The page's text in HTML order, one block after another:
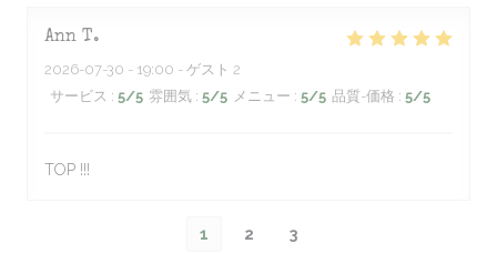
Ann T
2026-07-30 - 19:00 - ゲスト 2
サービス : 5/5 雰囲気 : 5/5 メニュー : 5/5 品質-価格 : 5/5
TOP !!!
1 2 3